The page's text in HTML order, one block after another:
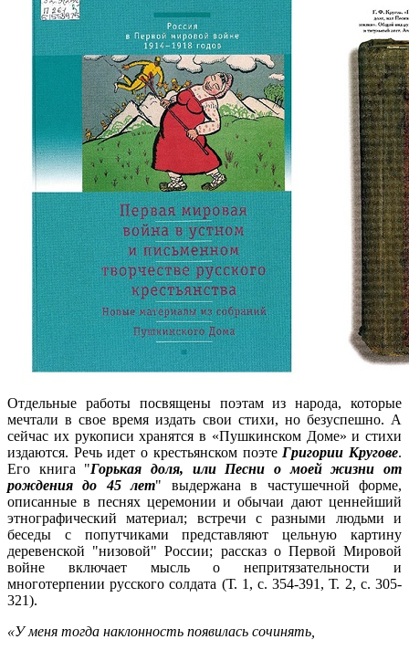
Отдельные работы посвящены поэтам из народа, которые
мечтали в свое время издать свои стихи, но безуспешно. А
сейчас их рукописи хранятся в «Пушкинском Доме» и стихи
издаются. Речь идет о крестьянском поэте Григории Кругове.
Его книга "Горькая доля, или Песни о моей жизни от
рождения до 45 лет" выдержана в частушечной форме,
описанные в песнях церемонии и обычаи дают ценнейший
этнографический материал; встречи с разными людьми и
беседы с попутчиками представляют цельную картину
деревенской "низовой" России; рассказ о Первой Мировой
войне включает мысль о непритязательности и
многотерпении русского солдата (Т. 1, с. 354-391, Т. 2, с. 305-
321).
«У меня тогда наклонность появилась сочинять,